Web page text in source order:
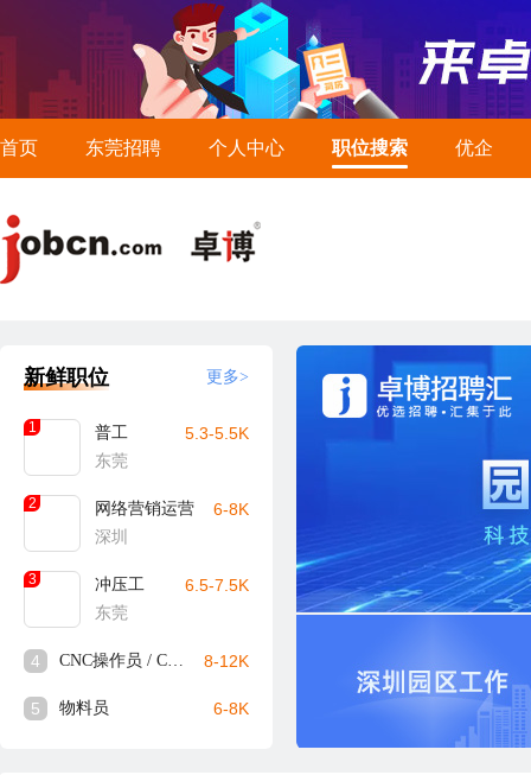
首页 东莞招聘 个人中心 职位搜索 优企
新鲜职位 更多>
1
普工
东莞
5.3-5.5K
2
网络营销运营
深圳
6-8K
3
冲压工
东莞
6.5-7.5K
4 CNC操作员 / CNC师傅 8-12K
5 物料员 6-8K